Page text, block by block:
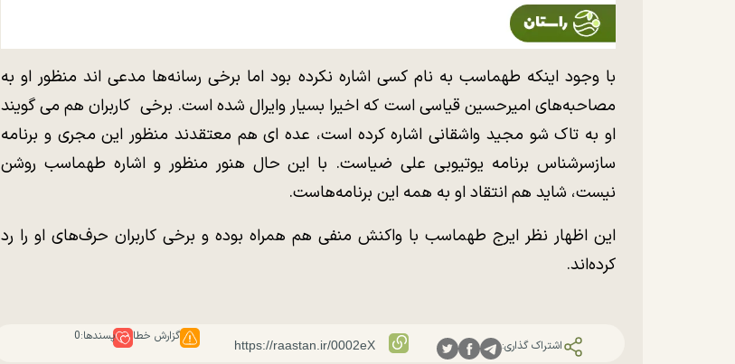
با وجود اینکه طهماسب به نام کسی اشاره نکرده بود اما برخی رسانه‌ها مدعی اند منظور او به
مصاحبه‌های امیرحسین قیاسی است که اخیرا بسیار وایرال شده است. برخی کاربران هم می گویند
او به تاک شو مجید واشقانی اشاره کرده است، عده ای هم معتقدند منظور این مجری و برنامه
سازسرشناس برنامه یوتیوبی علی ضیاست. با این حال هنور منظور و اشاره طهماسب روشن
نیست، شاید هم انتقاد او به همه این برنامه‌هاست.
این اظهار نظر ایرج طهماسب با واکنش منفی هم همراه بوده و برخی کاربران حرف‌های او را رد
کرده‌اند.
اشتراک گذاری:
گزارش خطا پسندها:0